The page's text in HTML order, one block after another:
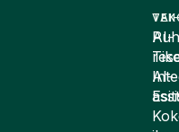
AI-
AI-